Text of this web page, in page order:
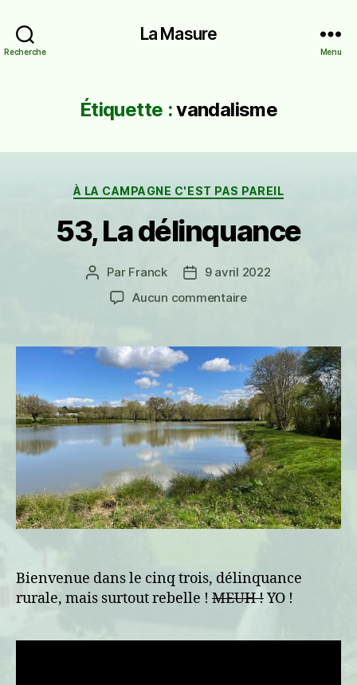
Recherche
La Masure
Menu
Étiquette :vandalisme
Catégories
À LA CAMPAGNE C'EST PAS PAREIL
53, La délinquance
Auteur
l’article
Par Franck
Date9 avril 2022
Aucun commentairesur
délinquance
Bienvenue dans le cinq trois, délinquance
rurale, mais surtout rebelle ! MEUH !YO !